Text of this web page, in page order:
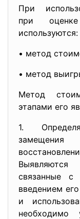
При
при оценке
используются:
• метод
• метод
Мeтoд
этапами его
1.
связанные с
введением
и
необходимо